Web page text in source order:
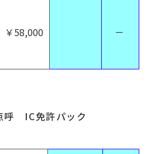
￥58,000 －
呼 IC免許パック